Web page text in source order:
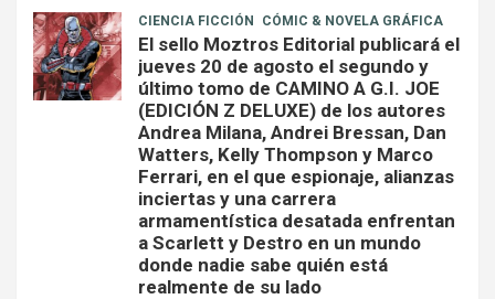
CIENCIA FICCIÓN CÓMIC & NOVELA GRÁFICA
El sello Moztros Editorial publicará el
jueves 20 de agosto el segundo y
último tomo de CAMINO A G.I. JOE
(EDICIÓN Z DELUXE) de los autores
Andrea Milana, Andrei Bressan, Dan
Watters, Kelly Thompson y Marco
Ferrari, en el que espionaje, alianzas
inciertas y una carrera
armamentística desatada enfrentan
a Scarlett y Destro en un mundo
donde nadie sabe quién está
realmente de su lado